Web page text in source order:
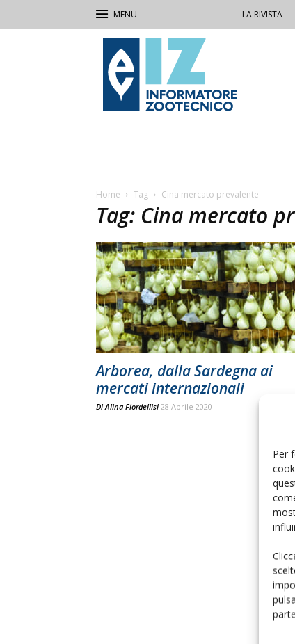
Per
LA RIVISTA
IZ
Informatore
Zootecnico
Home Tag Cina mercato prevalente
Tag: Cina mercato
Arborea, dalla Sardegna ai
mercati internazionali
DiAlina Fiordellisi 28 Aprile 2020